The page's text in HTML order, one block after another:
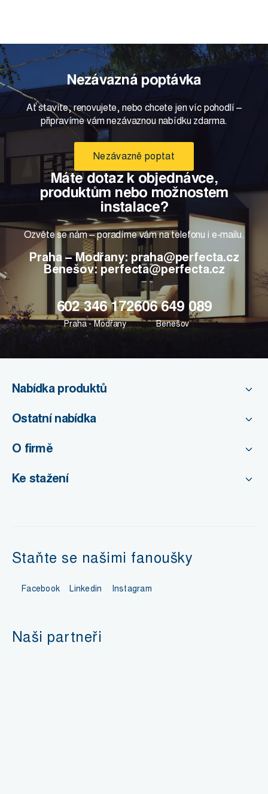
Nezávazná poptávka
Ať stavíte, renovujete, nebo chcete jen víc pohodlí –
připravíme vám nezávaznou nabídku zdarma.
Nezávazně poptat
Máte dotaz k objednávce,
produktům nebo možnostem
instalace?
Ozvěte se nám – poradíme vám na telefonu i e-mailu.
Praha – Modřany: praha@perfecta.cz
Benešov: perfecta@perfecta.cz
602 346 172
Praha - Modřany
606 649 089
Benešov
Nabídka produktů
Ostatní nabídka
O firmě
Ke stažení
Staňte se našimi fanoušky
Facebook Linkedin Instagram
Naši partneři